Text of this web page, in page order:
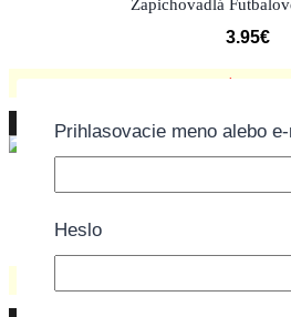
Zapichovadlá
3.95€
Momentálne
Nie je na
Prihlasovacie meno alebo
Heslo